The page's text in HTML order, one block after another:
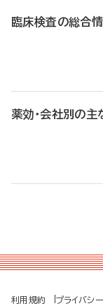
臨床検査の総合情
薬効・会社別の
利用規約 プライバシ